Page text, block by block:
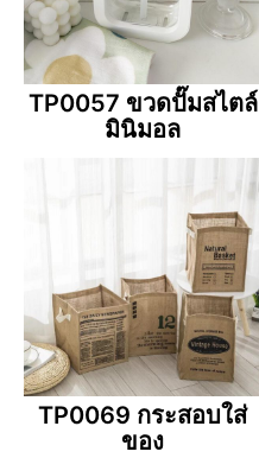
TP0057 ขวดปั๊มสไตล์
มินิมอล
TP0069 กระสอบใส่
ของ